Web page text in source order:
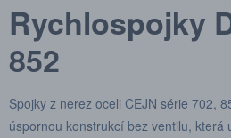
Rychlospojky
852
Spojky z nerez oceli CEJN série 702,
úspornou konstrukcí bez ventilu, která